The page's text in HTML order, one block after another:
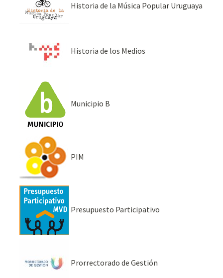
Historia de la Música Popular Uruguaya
Historia de los Medios
Municipio B
PIM
Presupuesto Participativo
Prorrectorado de Gestión